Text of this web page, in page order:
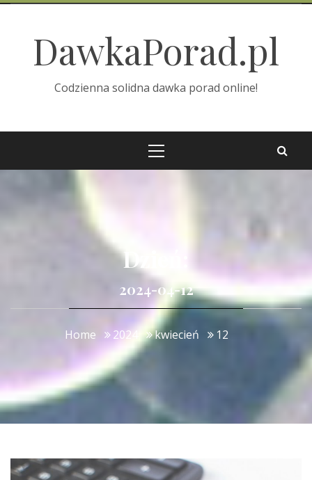
Skip
contentDawkaPorad.pl
Codzienna solidna dawka porad online!
Dzień:
2024-04-12
Home 2024 kwiecień 12